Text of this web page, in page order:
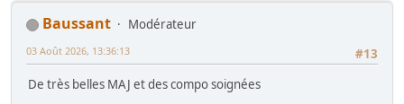
Baussant
Modérateur
#13
03 Août 2026, 13:36:13
De très belles MAJ et des compo soignées